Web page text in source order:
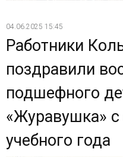
04.06.2025 15:45
Работники
поздравили
подшефного
«Журавушка»
учебного года